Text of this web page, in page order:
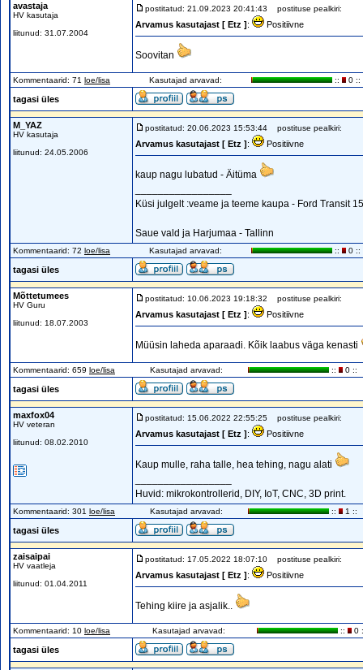
avastaja
HV kasutaja
liitunud: 31.07.2004
postitatud: 21.09.2023 20:41:43 postituse pealkiri:
Arvamus kasutajast [ Etz ]: Positiivne
Soovitan
Kommentaarid: 71 loe/lisa Kasutajad arvavad: :: 0 ::
tagasi üles
M_YAZ
HV kasutaja
liitunud: 24.05.2006
postitatud: 20.06.2023 15:53:44 postituse pealkiri:
Arvamus kasutajast [ Etz ]: Positiivne
kaup nagu lubatud - Äitüma
Küsi julgelt :veame ja teeme kaupa - Ford Transit
Saue vald ja Harjumaa - Tallinn
Kommentaarid: 72 loe/lisa Kasutajad arvavad: :: 0 ::
tagasi üles
Mõttetumees
HV Guru
liitunud: 18.07.2003
postitatud: 10.06.2023 19:18:32 postituse pealkiri:
Arvamus kasutajast [ Etz ]: Positiivne
Müüsin laheda aparaadi. Kõik laabus väga kenasti
Kommentaarid: 659 loe/lisa Kasutajad arvavad: :: 0 ::
tagasi üles
maxfox04
HV veteran
liitunud: 08.02.2010
postitatud: 15.06.2022 22:55:25 postituse pealkiri:
Arvamus kasutajast [ Etz ]: Positiivne
Kaup mulle, raha talle, hea tehing, nagu alati
Huvid: mikrokontrollerid, DIY, IoT, CNC, 3D print.
Kommentaarid: 301 loe/lisa Kasutajad arvavad: :: 1 ::
tagasi üles
zaisaipai
HV vaatleja
liitunud: 01.04.2011
postitatud: 17.05.2022 18:07:10 postituse pealkiri:
Arvamus kasutajast [ Etz ]: Positiivne
Tehing kiire ja asjalik..
Kommentaarid: 10 loe/lisa Kasutajad arvavad: :: 0
tagasi üles